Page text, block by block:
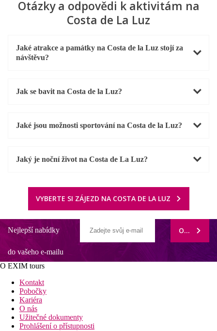
Otázky a odpovědi k aktivitám na
Costa de La Luz
Jaké atrakce a památky na Costa de la Luz stojí za
návštěvu?
Jak se bavit na Costa de la Luz?
Jaké jsou možnosti sportování na Costa de la Luz?
Jaký je noční život na Costa de La Luz?
VYBERTE SI ZÁJEZD NA COSTA DE LA LUZ
Nejlepší nabídky
do vašeho e-mailu
ODEBÍRAT
O EXIM tours
Kontakt
Pobočky
Kariéra
O nás
Užitečné dokumenty
Prohlášení o přístupnosti